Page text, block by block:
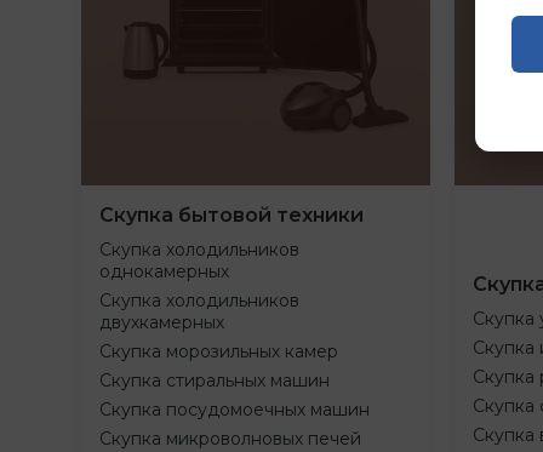
Скупка бытовой техники
Скупка холодильников
однокамерных
Скупка холодильников
двухкамерных
Скупка морозильных камер
Скупка стиральных машин
Скупка посудомоечных машин
Скупка микроволновых печей
Скупка
Скупка
Скупка
Скупка
Скупка